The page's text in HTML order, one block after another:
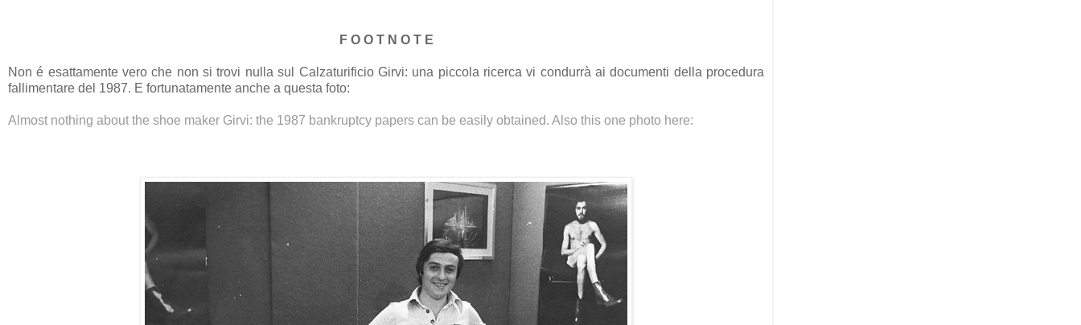
F O O T N O T E
Non é esattamente vero che non si trovi nulla sul Calzaturificio Girvi: una piccola ricerca vi condurrà ai documenti della procedura
fallimentare del 1987. E fortunatamente anche a questa foto:
Almost nothing about the shoe maker Girvi: the 1987 bankruptcy papers can be easily obtained. Also this one photo here: